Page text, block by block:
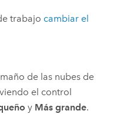
trabajo cambiar el
de las nubes de
el control
y Más grande.